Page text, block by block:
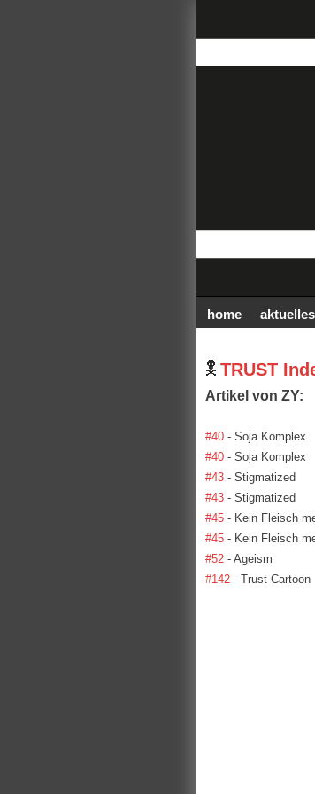
home
TRUST
Artikel von ZY:
#40 - Soja Komplex
#40 - Soja Komplex
#43 - Stigmatized
#43 - Stigmatized
#45 - Kein Fleisch
#45 - Kein Fleisch
#52 - Ageism
#142 - Trust Cartoon